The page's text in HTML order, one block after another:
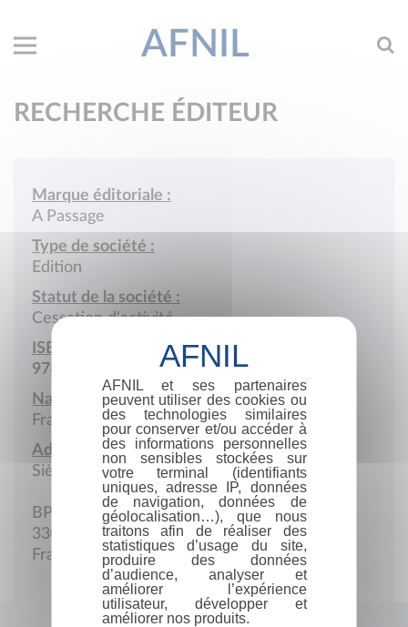
AFNIL
RECHERCHE ÉDITEUR
Marque éditoriale :
A Passage
Type de société :
Edition
Statut de la société :
Cessation d'activité
ISBN :
978-2-905391
Nationalité :
France
Adresse :
Siège social
BP 615
33006 Bordeaux Cedex
France
AFNIL et ses partenaires
peuvent utiliser des cookies ou
des technologies similaires
pour conserver et/ou accéder à
des informations personnelles
non sensibles stockées sur
votre terminal (identifiants
uniques, adresse IP, données
de navigation, données de
géolocalisation…), que nous
traitons afin de réaliser des
statistiques d’usage du site,
produire des données
d’audience, analyser et
améliorer l’expérience
utilisateur, développer et
améliorer nos produits.